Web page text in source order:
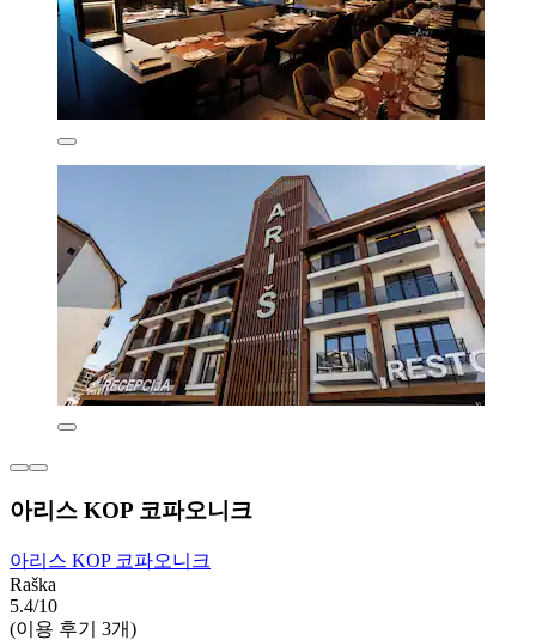
아리스 KOP 코파오니크
아리스 KOP 코파오니크
Raška
5.4/10
(이용 후기 3개)